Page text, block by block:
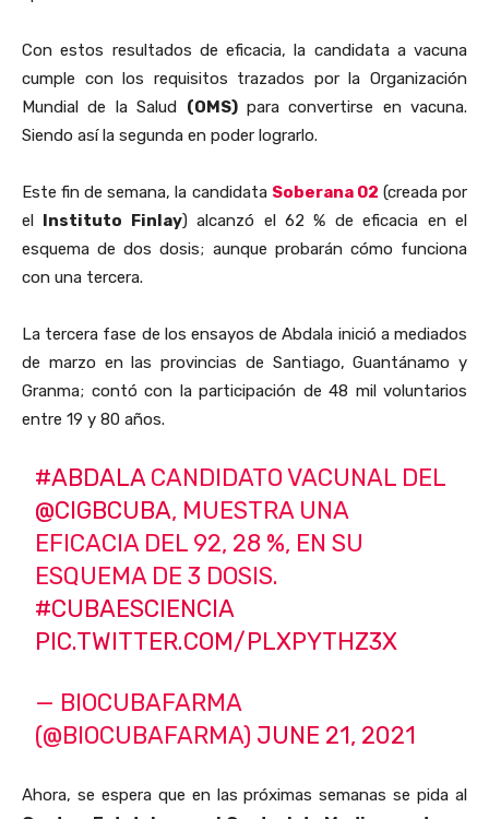
Con estos resultados de eficacia, la candidata a vacuna
cumple con los requisitos trazados por la Organización
Mundial de la Salud (OMS)para convertirse en vacuna.
Siendo así la segunda en poder lograrlo.
Este fin de semana, la candidata Soberana 02 (creada por
el Instituto Finlay) alcanzó el 62 % de eficacia en el
esquema de dos dosis; aunque probarán cómo funciona
con una tercera.
La tercera fase de los ensayos de Abdala inició a mediados
de marzo en las provincias de Santiago, Guantánamo y
Granma; contó con la participación de 48 mil voluntarios
entre 19 y 80 años.
#ABDALACANDIDATO VACUNAL DEL
@CIGBCUBA, MUESTRA UNA
EFICACIA DEL 92, 28 %, EN SU
ESQUEMA DE 3 DOSIS.
#CUBAESCIENCIA
PIC.TWITTER.COM/PLXPYTHZ3X
— BIOCUBAFARMA
(@BIOCUBAFARMA) JUNE 21, 2021
Ahora, se espera que en las próximas semanas se pida al